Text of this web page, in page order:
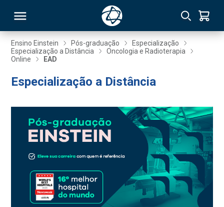
Ensino Einstein Pós-graduação
Especialização
Especialização a Distância
Oncologia e Radioterapia
Online
EAD
Especialização a Distância